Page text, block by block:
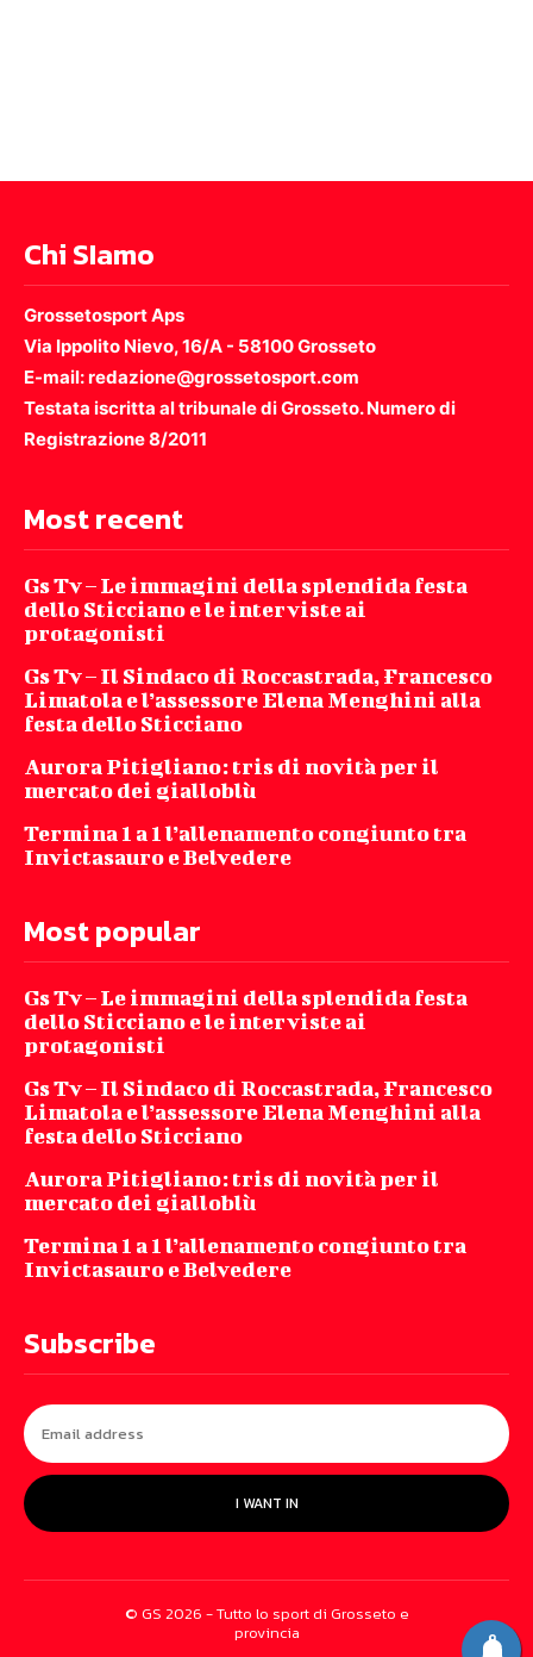
Chi SIamo
Grossetosport Aps
Via Ippolito Nievo, 16/A - 58100 Grosseto
E-mail: redazione@grossetosport.com
Testata iscritta al tribunale di Grosseto. Numero di
Registrazione 8/2011
Most recent
Gs Tv – Le immagini della splendida festa
dello Sticciano e le interviste ai
protagonisti
Gs Tv – Il Sindaco di Roccastrada, Francesco
Limatola e l’assessore Elena Menghini alla
festa dello Sticciano
Aurora Pitigliano: tris di novità per il
mercato dei gialloblù
Termina 1 a 1 l’allenamento congiunto tra
Invictasauro e Belvedere
Most popular
Gs Tv – Le immagini della splendida festa
dello Sticciano e le interviste ai
protagonisti
Gs Tv – Il Sindaco di Roccastrada, Francesco
Limatola e l’assessore Elena Menghini alla
festa dello Sticciano
Aurora Pitigliano: tris di novità per il
mercato dei gialloblù
Termina 1 a 1 l’allenamento congiunto tra
Invictasauro e Belvedere
Subscribe
I WANT IN
© GS 2026 - Tutto lo sport di Grosseto e
provincia